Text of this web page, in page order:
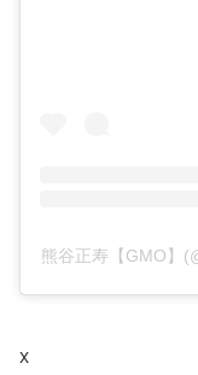
熊谷正寿【GMO】
X